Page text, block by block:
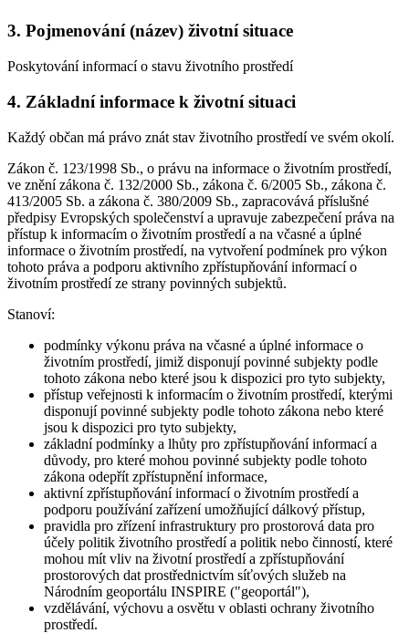
3. Pojmenování (název) životní situace
Poskytování informací o stavu životního prostředí
4. Základní informace k životní situaci
Každý občan má právo znát stav životního prostředí ve svém okolí.
Zákon č. 123/1998 Sb., o právu na informace o životním prostředí,
ve znění zákona č. 132/2000 Sb., zákona č. 6/2005 Sb., zákona č.
413/2005 Sb. a zákona č. 380/2009 Sb., zapracovává příslušné
předpisy Evropských společenství a upravuje zabezpečení práva na
přístup k informacím o životním prostředí a na včasné a úplné
informace o životním prostředí, na vytvoření podmínek pro výkon
tohoto práva a podporu aktivního zpřístupňování informací o
životním prostředí ze strany povinných subjektů.
Stanoví:
podmínky výkonu práva na včasné a úplné informace o
životním prostředí, jimiž disponují povinné subjekty podle
tohoto zákona nebo které jsou k dispozici pro tyto subjekty,
přístup veřejnosti k informacím o životním prostředí, kterými
disponují povinné subjekty podle tohoto zákona nebo které
jsou k dispozici pro tyto subjekty,
základní podmínky a lhůty pro zpřístupňování informací a
důvody, pro které mohou povinné subjekty podle tohoto
zákona odepřít zpřístupnění informace,
aktivní zpřístupňování informací o životním prostředí a
podporu používání zařízení umožňující dálkový přístup,
pravidla pro zřízení infrastruktury pro prostorová data pro
účely politik životního prostředí a politik nebo činností, které
mohou mít vliv na životní prostředí a zpřístupňování
prostorových dat prostřednictvím síťových služeb na
Národním geoportálu INSPIRE ("geoportál"),
vzdělávání, výchovu a osvětu v oblasti ochrany životního
prostředí.